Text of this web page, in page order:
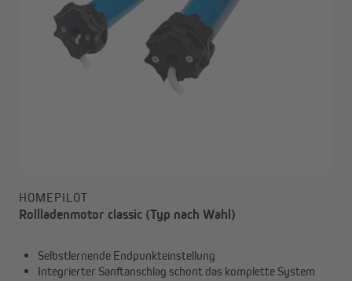
HOMEPILOT
Rollladenmotor classic (Typ nach Wahl)
Selbstlernende Endpunkteinstellung
Integrierter Sanftanschlag schont das komplette System